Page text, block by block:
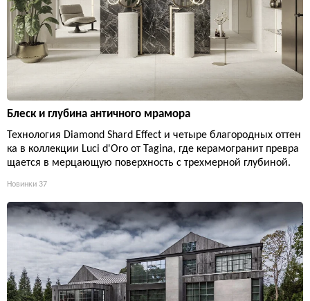
Блеск и глубина античного мрамора
Технология Diamond Shard Effect и четыре благородных оттен
ка в коллекции Luci d'Oro от Tagina, где керамогранит превра
щается в мерцающую поверхность с трехмерной глубиной.
Новинки 37